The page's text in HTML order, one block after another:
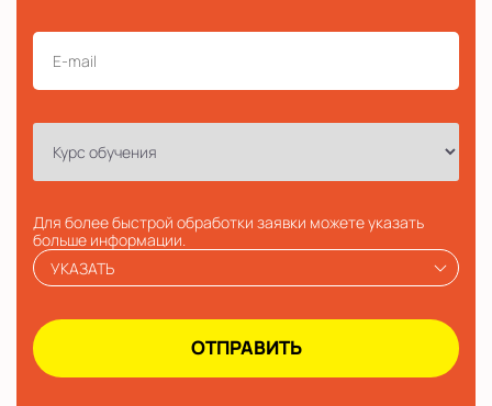
Для более быстрой обработки заявки можете указать
больше информации.
УКАЗАТЬ